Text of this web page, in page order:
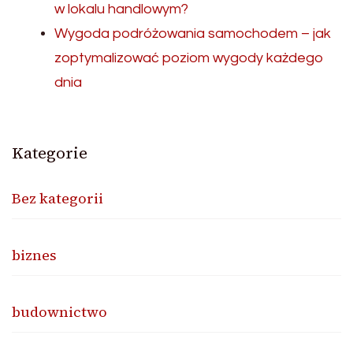
w lokalu handlowym?
Wygoda podróżowania samochodem – jak
zoptymalizować poziom wygody każdego
dnia
Kategorie
Bez kategorii
biznes
budownictwo